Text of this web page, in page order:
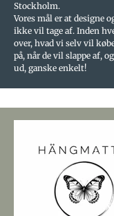
Stockholm.
Vores mål er at designe
ikke vil tage af. Inden
over, hvad vi selv vil
på, når de vil slappe af,
ud, ganske enkelt!